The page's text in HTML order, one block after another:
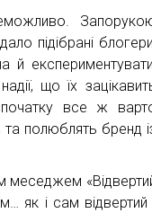
підібрані
й
що їх
все ж
та полюблять бренд
меседжем
як і сам відвертий